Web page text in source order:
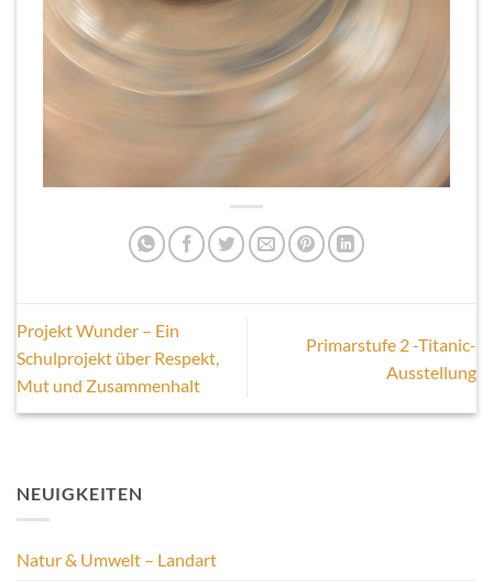
Projekt Wunder – Ein
Schulprojekt über Respekt,
Mut und Zusammenhalt
Primarstufe 2 -Titanic-
Ausstellung
NEUIGKEITEN
Natur & Umwelt – Landart